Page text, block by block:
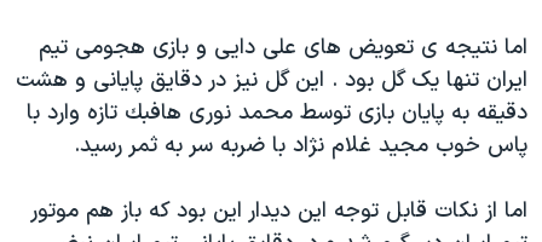
تریبونال مردمی آبان ۹۸
دادگاه حمید نوری
چهل سال گروگان‌گیری
قانون شفافیت دارائی کادر رهبری ایران
اما نتيجه ی تعويض های علی دايی و بازی هجومی تيم
ايران تنها يک گل بود . اين گل نيز در دقايق پايانی و هشت
دقيقه به پايان بازی توسط محمد نوری هافبك تازه وارد با
پاس خوب مجيد غلام نژاد با ضربه سر به ثمر رسيد.
اما از نکات قابل توجه اين ديدار اين بود که باز هم موتور